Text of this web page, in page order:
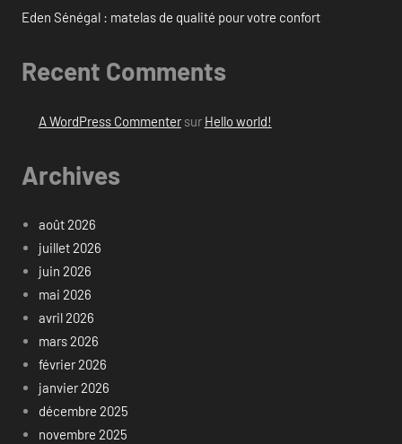
Eden Sénégal : matelas de qualité pour votre confort
Recent Comments
A WordPress Commentersur Hello world!
Archives
août 2026
juillet 2026
juin 2026
mai 2026
avril 2026
mars 2026
février 2026
janvier 2026
décembre 2025
novembre 2025